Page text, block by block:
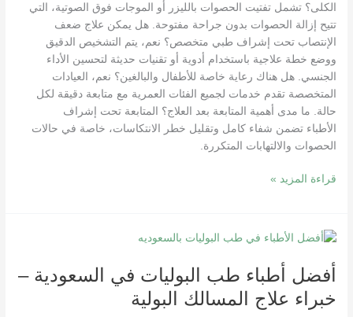
الكلى؟ تشمل تفتيت الحصوات بالليزر أو الموجات فوق الصوتية، التي
تتيح إزالة الحصوات بدون جراحة مفتوحة. هل يمكن علاج ضعف
الإنتصاب تحت إشراف طبي متخصص؟ نعم، يتم التشخيص الدقيق
ووضع خطة علاجية باستخدام أدوية أو تقنيات حديثة لتحسين الأداء
الجنسي. هل هناك رعاية خاصة للأطفال والبالغين؟ نعم، العيادات
المتخصصة تقدم خدمات لجميع الفئات العمرية مع متابعة دقيقة لكل
حالة. ما مدى أهمية المتابعة بعد العلاج؟ المتابعة تحت إشراف
الأطباء تضمن شفاء كامل وتقليل خطر الانتكاسات، خاصة في حالات
الحصوات والالتهابات المتكررة.
قراءة المزيد »
أفضل أطباء طب البوليات في السعودية –
خبراء علاج المسالك البولية
أفضل
طب
البوليات
في